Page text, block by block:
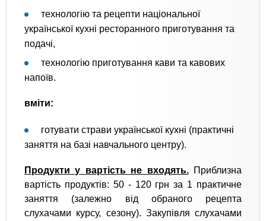
технологію та рецепти національної
української кухні ресторанного приготування та
подачі,
технологію приготування кави та кавових
напоїв.
вміти:
готувати страви української кухні (практичні
заняття на базі навчального центру).
Продукти у вартість не входять.Приблизна
вартість продуктів: 50 - 120 грн за 1 практичне
заняття (залежно від обраного рецепта
слухачами курсу, сезону). Закупівля слухачами